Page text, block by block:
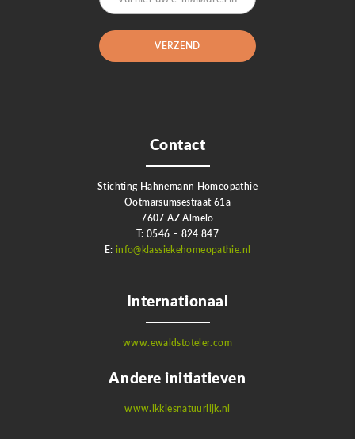
Contact
Stichting Hahnemann Homeopathie
Ootmarsumsestraat 61a
7607 AZ Almelo
T: 0546 – 824 847
E: info@klassiekehomeopathie.nl
Internationaal
www.ewaldstoteler.com
Andere initiatieven
www.ikkiesnatuurlijk.nl